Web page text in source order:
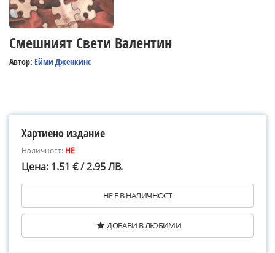
Смешният Свети Валентин
Автор: Ейми Дженкинс
Хартиено издание
Наличност: НЕ
Цена: 1.51 € / 2.95 ЛВ.
НЕ Е В НАЛИЧНОСТ
ДОБАВИ В ЛЮБИМИ